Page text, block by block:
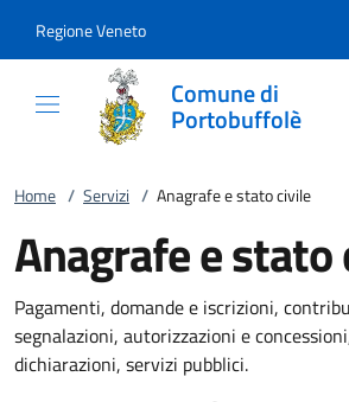
Regione Veneto
Comune di
Portobuffolè
Home / Servizi / Anagrafe e stato civile
Anagrafe e stato
Pagamenti, domande e iscrizioni,
segnalazioni, autorizzazioni e
dichiarazioni, servizi pubblici.